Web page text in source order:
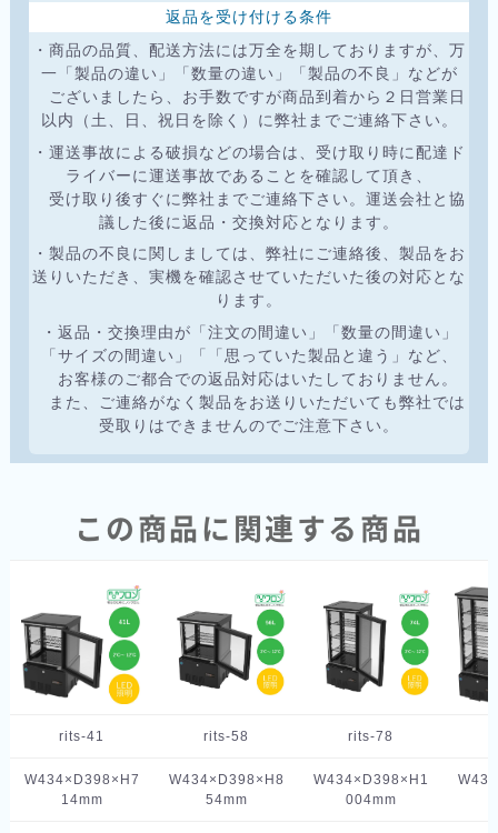
返品を受け付ける条件
・商品の品質、配送方法には万全を期しておりますが、万
一「製品の違い」「数量の違い」「製品の不良」などが
ございましたら、お手数ですが商品到着から２日営業日
以内（土、日、祝日を除く）に弊社までご連絡下さい。
・運送事故による破損などの場合は、受け取り時に配達ド
ライバーに運送事故であることを確認して頂き、
受け取り後すぐに弊社までご連絡下さい。運送会社と協
議した後に返品・交換対応となります。
・製品の不良に関しましては、弊社にご連絡後、製品をお
送りいただき、実機を確認させていただいた後の対応とな
ります。
・返品・交換理由が「注文の間違い」「数量の間違い」
「サイズの間違い」「「思っていた製品と違う」など、
お客様のご都合での返品対応はいたしておりません。
また、ご連絡がなく製品をお送りいただいても弊社では
受取りはできませんのでご注意下さい。
この商品に関連する商品
rits-41 rits-58 rits-78
W434×D398×H7
14mm
W434×D398×H8
54mm
W434×D398×H1
004mm